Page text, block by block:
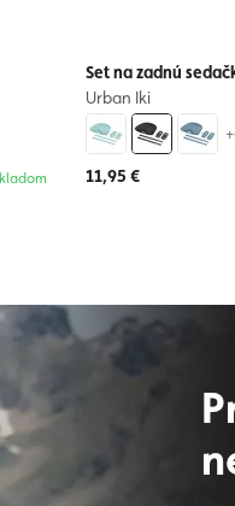
Set na zadnú
Urban Iki
11,95 €